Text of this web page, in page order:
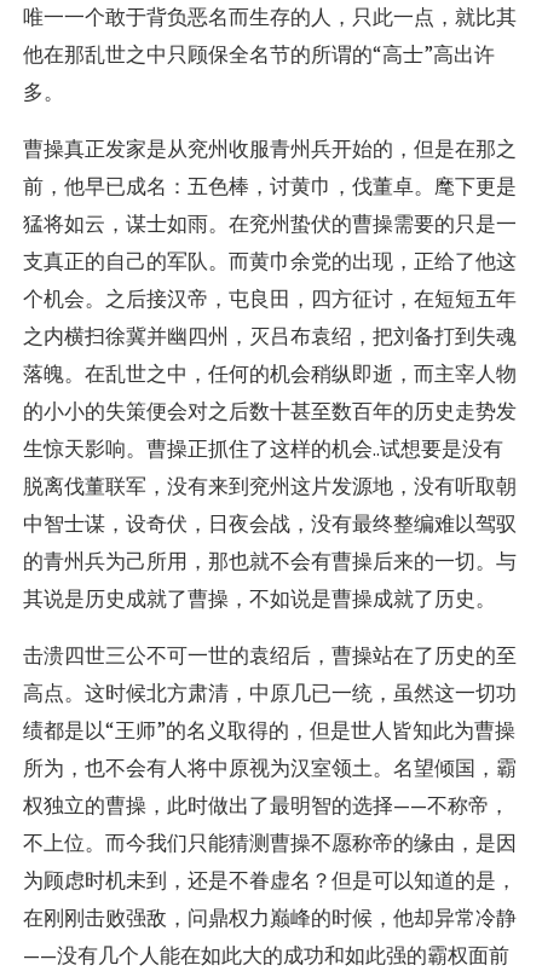
唯一一个敢于背负恶名而生存的人，只此一点，就比其
他在那乱世之中只顾保全名节的所谓的“高士”高出许
多。
曹操真正发家是从兖州收服青州兵开始的，但是在那之
前，他早已成名：五色棒，讨黄巾，伐董卓。麾下更是
猛将如云，谋士如雨。在兖州蛰伏的曹操需要的只是一
支真正的自己的军队。而黄巾余党的出现，正给了他这
个机会。之后接汉帝，屯良田，四方征讨，在短短五年
之内横扫徐冀并幽四州，灭吕布袁绍，把刘备打到失魂
落魄。在乱世之中，任何的机会稍纵即逝，而主宰人物
的小小的失策便会对之后数十甚至数百年的历史走势发
生惊天影响。曹操正抓住了这样的机会..试想要是没有
脱离伐董联军，没有来到兖州这片发源地，没有听取朝
中智士谋，设奇伏，日夜会战，没有最终整编难以驾驭
的青州兵为己所用，那也就不会有曹操后来的一切。与
其说是历史成就了曹操，不如说是曹操成就了历史。
击溃四世三公不可一世的袁绍后，曹操站在了历史的至
高点。这时候北方肃清，中原几已一统，虽然这一切功
绩都是以“王师”的名义取得的，但是世人皆知此为曹操
所为，也不会有人将中原视为汉室领土。名望倾国，霸
权独立的曹操，此时做出了最明智的选择——不称帝，
不上位。而今我们只能猜测曹操不愿称帝的缘由，是因
为顾虑时机未到，还是不眷虚名？但是可以知道的是，
在刚刚击败强敌，问鼎权力巅峰的时候，他却异常冷静
——没有几个人能在如此大的成功和如此强的霸权面前